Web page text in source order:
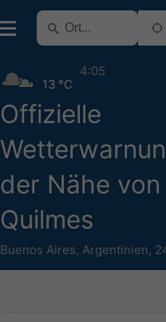
Offizielle
der Nähe von
Quilmes
Buenos Aires, Argentinien,
13 °C
4:05